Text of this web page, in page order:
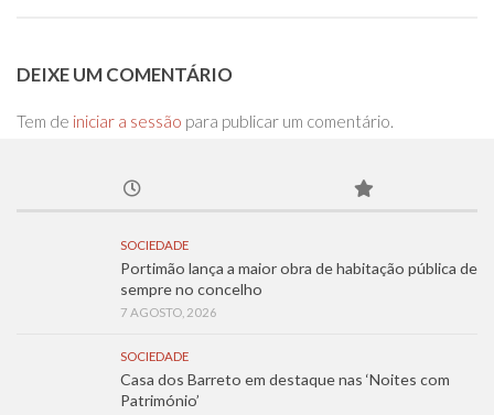
DEIXE UM COMENTÁRIO
Tem de iniciar a sessão para publicar um comentário.
SOCIEDADE
Portimão lança a maior obra de habitação pública de
sempre no concelho
7 AGOSTO, 2026
SOCIEDADE
Casa dos Barreto em destaque nas ‘Noites com
Património’